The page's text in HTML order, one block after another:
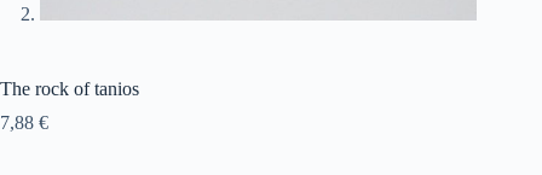
The rock of tanios
7,88 €